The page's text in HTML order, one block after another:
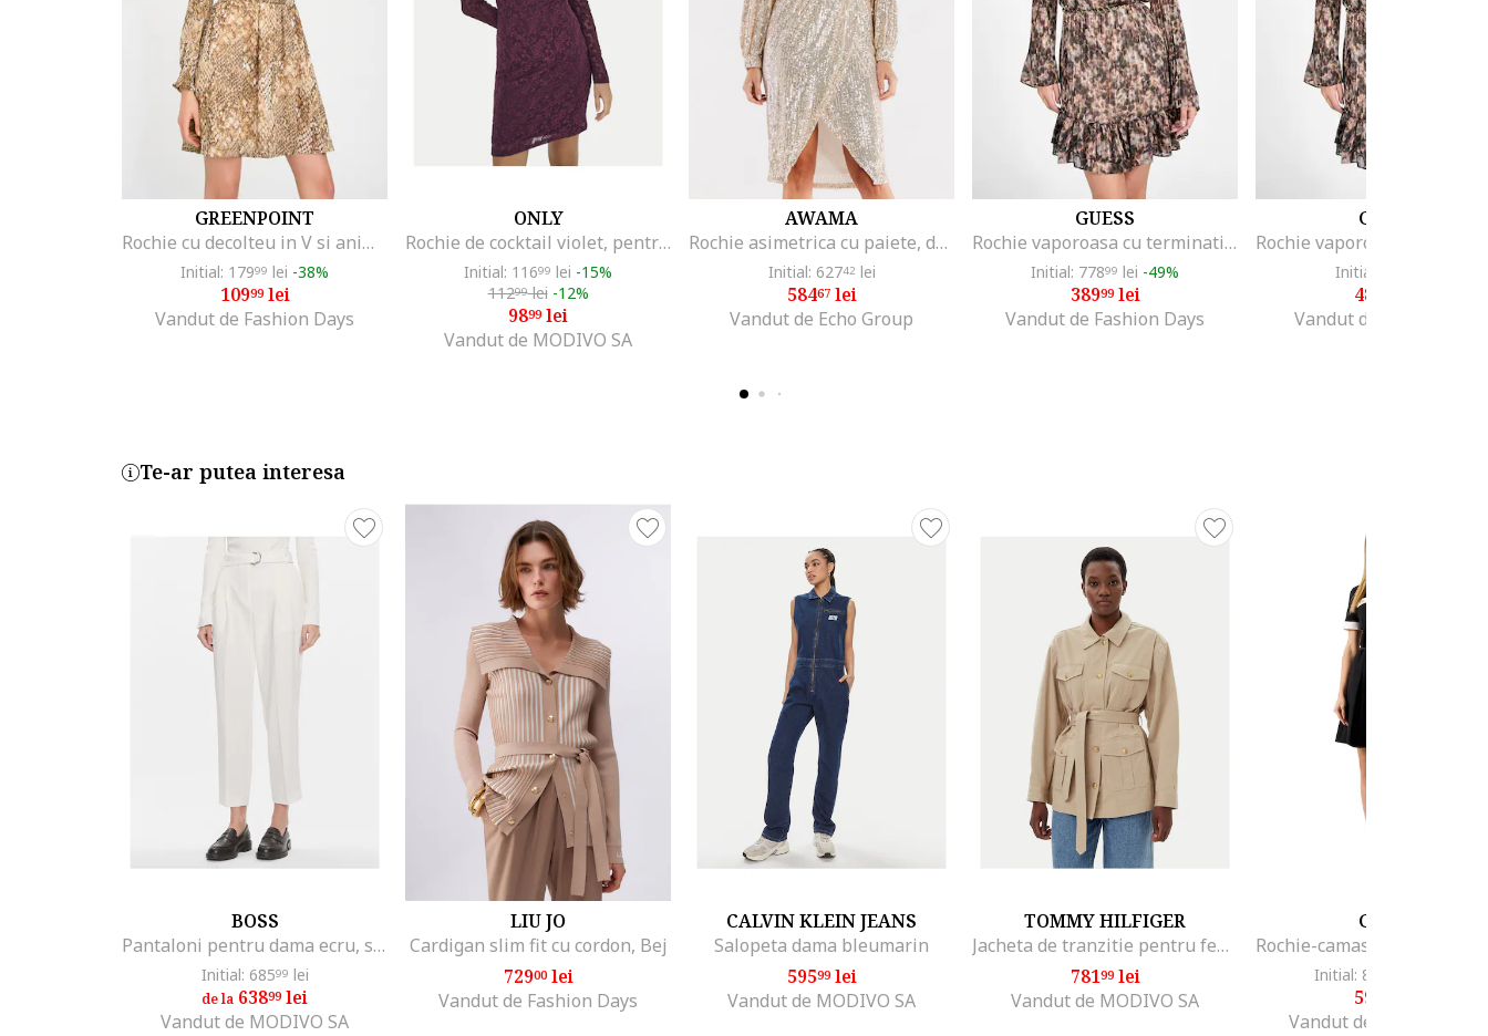
GREENPOINT
Rochie cu decolteu in V si animal print, Maro camel
Initial: 17999 lei -38%
10999lei
Vandut de Fashion Days
ONLY
Rochie de cocktail violet, pentru femei
Initial: 11699 lei -15%
11299lei -12%
9899lei
Vandut de MODIVO SA
AWAMA
Rochie asimetrica cu paiete, decolteu petrecut si maneci lungi,, Bej
Initial: 62742 lei
58467lei
Vandut de Echo Group
GUESS
Rochie vaporoasa cu terminatie cu volane, Alb/Negru/Maro
Initial: 77899 lei -49%
38999lei
Vandut de Fashion Days
GUESS
Initial: 513
485
Vandut de MODIVO SA
Te-ar putea interesa
BOSS
Pantaloni pentru dama ecru, stofa
Initial: 68599 lei
de la 63899lei
Vandut de MODIVO SA
LIU JO
Cardigan slim fit cu cordon, Bej
72900lei
Vandut de Fashion Days
CALVIN KLEIN JEANS
Salopeta dama bleumarin
59599lei
Vandut de MODIVO SA
TOMMY HILFIGER
Jacheta de tranzitie pentru femei bej,
78199lei
Vandut de MODIVO SA
GUESS
Initial: 800
599
Vandut de Fashion Days